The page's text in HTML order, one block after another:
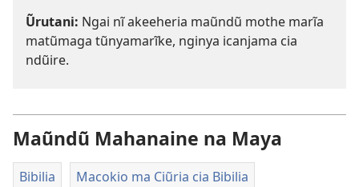
Ũrutani: Ngai nĩ akeeheria maũndũ mothe marĩa
matũmaga tũnyamarĩke, nginya icanjama cia
ndũire.
Maũndũ Mahanaine na Maya
Bibilia Macokio ma Ciũria cia Bibilia